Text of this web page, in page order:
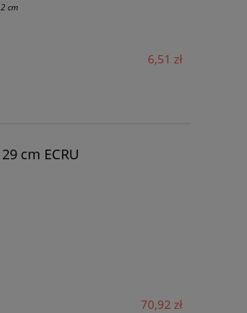
cm
6,51 zł
cm ECRU
70,92 zł